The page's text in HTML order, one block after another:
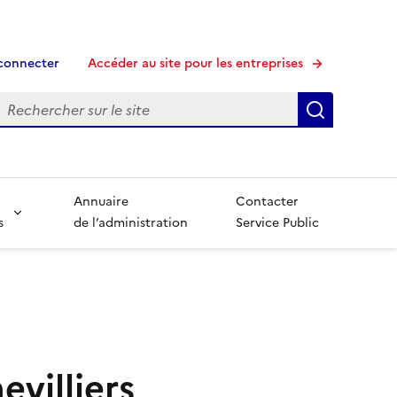
Accéder au site pour les entreprises
Recherche
Annuaire
de l’administration
Contacter
Service Public